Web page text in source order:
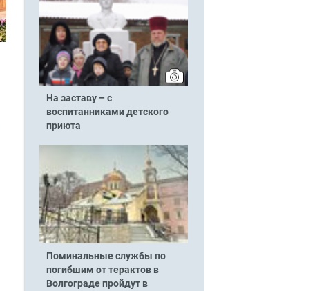
На заставу – с
воспитанниками детского
приюта
Поминальные службы по
погибшим от терактов в
Волгограде пройдут в